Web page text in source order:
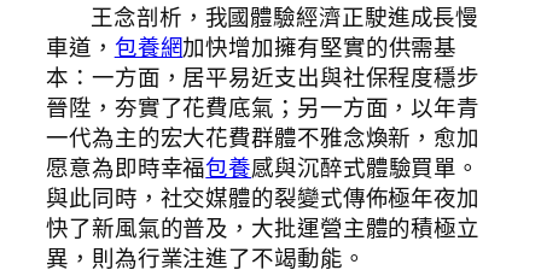
王念剖析，我國體驗經濟正駛進成長慢
車道， 包養網加快增加擁有堅實的供需基
本：一方面，居平易近支出與社保程度穩步
晉陞，夯實了花費底氣；另一方面，以年青
一代為主的宏大花費群體不雅念煥新，愈加
愿意為即時幸福包養感與沉醉式體驗買單。
與此同時，社交媒體的裂變式傳佈極年夜加
快了新風氣的普及，大批運營主體的積極立
異，則為行業注進了不竭動能。